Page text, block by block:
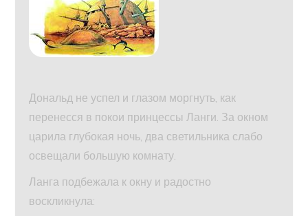
Дональд не успел и глазом моргнуть, как
перенесся в покои принцессы Ланги. За окном
царила глубокая ночь, два светильника слабо
освещали большую комнату.
Ланга подбежала к окну и радостно
воскликнула: